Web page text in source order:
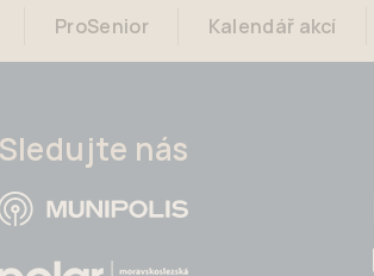
ProSenior Kalendář akcí
Sledujte nás